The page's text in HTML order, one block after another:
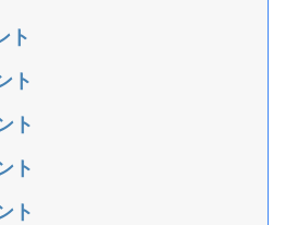
ト
ト
ト
ト
ト